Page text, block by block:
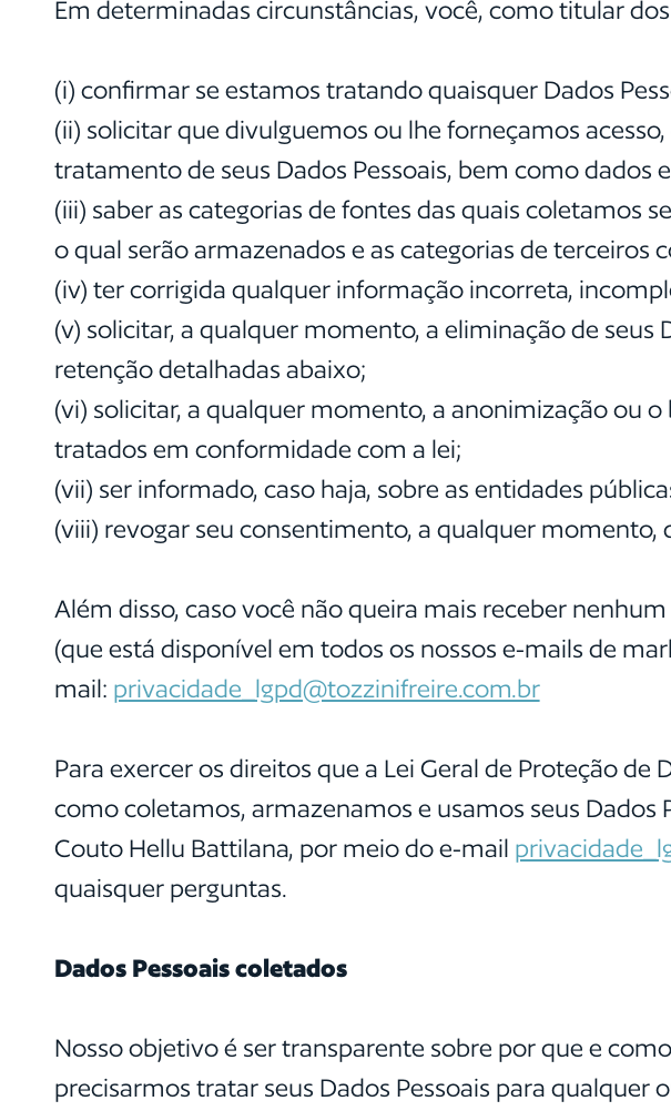
Em determinadas circunstâncias, você, como titular
(i) confirmar se estamos tratando quaisquer Dados
(ii) solicitar que divulguemos ou lhe forneçamos
tratamento de seus Dados Pessoais, bem como dados
(iii) saber as categorias de fontes das quais coletamos
o qual serão armazenados e as categorias de terceiros
(iv) ter corrigida qualquer informação incorreta,
(v) solicitar, a qualquer momento, a eliminação de seus
retenção detalhadas abaixo;
(vi) solicitar, a qualquer momento, a anonimização ou
tratados em conformidade com a lei;
(vii) ser informado, caso haja, sobre as entidades
(viii) revogar seu consentimento, a qualquer momento,
Além disso, caso você não queira mais receber
(que está disponível em todos os nossos e-mails de
mail: privacidade_lgpd@tozzinifreire.com.br
Para exercer os direitos que a Lei Geral de Proteção de
como coletamos, armazenamos e usamos seus Dados
Couto Hellu Battilana, por meio do e-mail
quaisquer perguntas.
Dados Pessoais coletados
Nosso objetivo é ser transparente sobre por que e
precisarmos tratar seus Dados Pessoais para